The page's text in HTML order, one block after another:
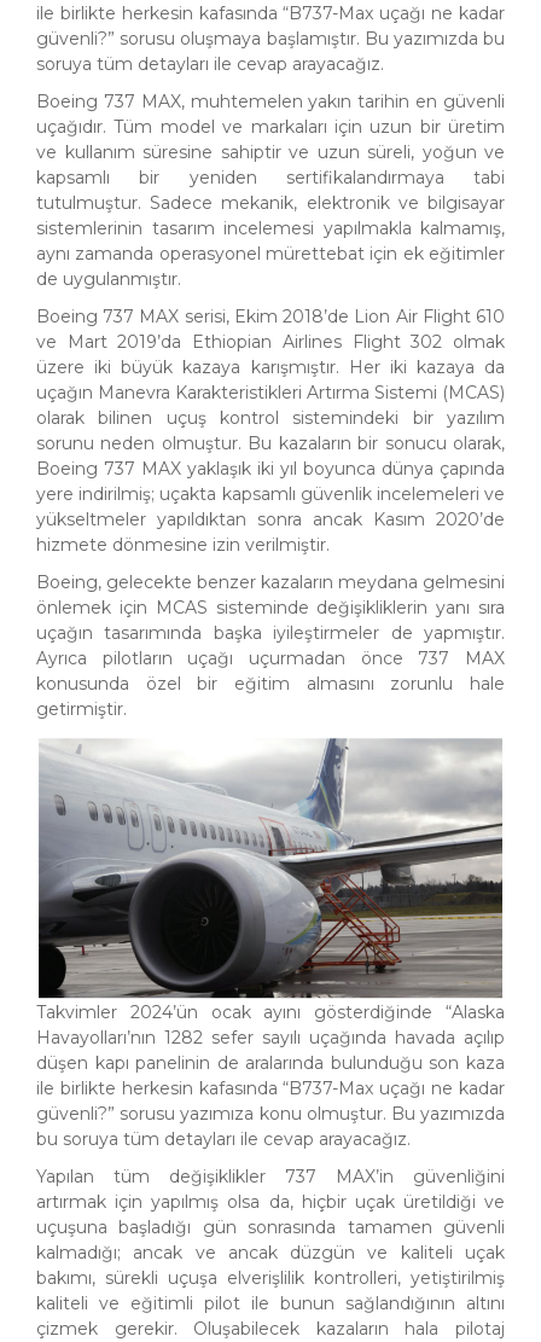
ile birlikte herkesin kafasında “B737-Max uçağı ne kadar
güvenli?” sorusu oluşmaya başlamıştır. Bu yazımızda bu
soruya tüm detayları ile cevap arayacağız.
Boeing 737 MAX, muhtemelen yakın tarihin en güvenli
uçağıdır. Tüm model ve markaları için uzun bir üretim
ve kullanım süresine sahiptir ve uzun süreli, yoğun ve
kapsamlı bir yeniden sertifikalandırmaya tabi
tutulmuştur. Sadece mekanik, elektronik ve bilgisayar
sistemlerinin tasarım incelemesi yapılmakla kalmamış,
aynı zamanda operasyonel mürettebat için ek eğitimler
de uygulanmıştır.
Boeing 737 MAX serisi, Ekim 2018’de Lion Air Flight 610
ve Mart 2019’da Ethiopian Airlines Flight 302 olmak
üzere iki büyük kazaya karışmıştır. Her iki kazaya da
uçağın Manevra Karakteristikleri Artırma Sistemi (MCAS)
olarak bilinen uçuş kontrol sistemindeki bir yazılım
sorunu neden olmuştur. Bu kazaların bir sonucu olarak,
Boeing 737 MAX yaklaşık iki yıl boyunca dünya çapında
yere indirilmiş; uçakta kapsamlı güvenlik incelemeleri ve
yükseltmeler yapıldıktan sonra ancak Kasım 2020’de
hizmete dönmesine izin verilmiştir.
Boeing, gelecekte benzer kazaların meydana gelmesini
önlemek için MCAS sisteminde değişikliklerin yanı sıra
uçağın tasarımında başka iyileştirmeler de yapmıştır.
Ayrıca pilotların uçağı uçurmadan önce 737 MAX
konusunda özel bir eğitim almasını zorunlu hale
getirmiştir.
Takvimler 2024’ün ocak ayını gösterdiğinde “Alaska
Havayolları’nın 1282 sefer sayılı uçağında havada açılıp
düşen kapı panelinin de aralarında bulunduğu son kaza
ile birlikte herkesin kafasında “B737-Max uçağı ne kadar
güvenli?” sorusu yazımıza konu olmuştur. Bu yazımızda
bu soruya tüm detayları ile cevap arayacağız.
Yapılan tüm değişiklikler 737 MAX’in güvenliğini
artırmak için yapılmış olsa da, hiçbir uçak üretildiği ve
uçuşuna başladığı gün sonrasında tamamen güvenli
kalmadığı; ancak ve ancak düzgün ve kaliteli uçak
bakımı, sürekli uçuşa elverişlilik kontrolleri, yetiştirilmiş
kaliteli ve eğitimli pilot ile bunun sağlandığının altını
çizmek gerekir. Oluşabilecek kazaların hala pilotaj